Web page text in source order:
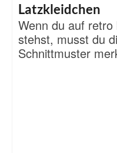
Latzkleidchen
Wenn du auf retro
stehst, musst du
Schnittmuster